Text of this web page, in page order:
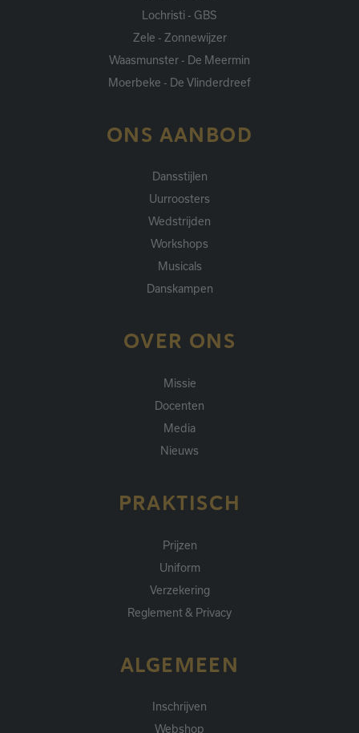
Lochristi - GBS
Zele - Zonnewijzer
Waasmunster - De Meermin
Moerbeke - De Vlinderdreef
ONS AANBOD
Dansstijlen
Uurroosters
Wedstrijden
Workshops
Musicals
Danskampen
OVER ONS
Missie
Docenten
Media
Nieuws
PRAKTISCH
Prijzen
Uniform
Verzekering
Reglement & Privacy
ALGEMEEN
Inschrijven
Webshop